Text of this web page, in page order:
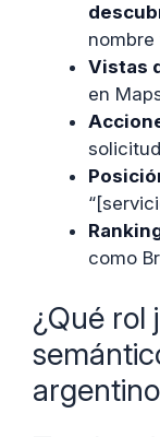
Vistas
en
como
¿Qué rol